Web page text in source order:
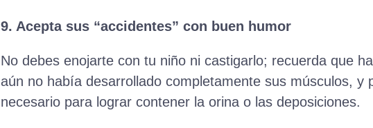
9. Acepta sus “accidentes” con buen humor
No debes enojarte con tu niño ni castigarlo; recuerda que
aún no había desarrollado completamente sus músculos, y
necesario para lograr contener la orina o las deposiciones.